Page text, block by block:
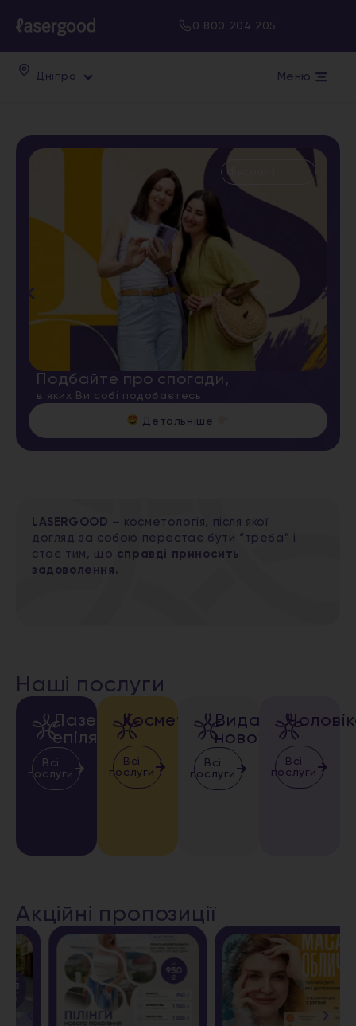
0 800 204 205
Дніпро Меню
discount
Подбайте про спогади,
в яких Ви собі подобаєтесь
Детальніше
LASERGOOD – косметологія, після якої
догляд за собою перестає бути “треба” і
стає тим, що справді приносить
задоволення.
Наші послуги
Лазерна
епіляція
Всі
послуги
Косметологія
Всі
послуги
Видалення
новоутворень
Всі
послуги
Всі
послуги
Акційні пропозиції